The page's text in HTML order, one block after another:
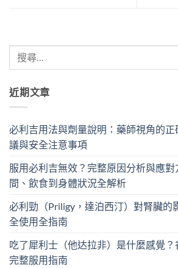
近期文章
必利吉用法與劑量說明：藥師視角的
議與安全注意事項
服用必利吉無效？完整原因分析與應
間、飲食到身體狀況全解析
必利勁（Priligy，達泊西汀）對腎臟的
全使用全指南
吃了犀利士（他达拉非）是什麼感覺
完整服用指南